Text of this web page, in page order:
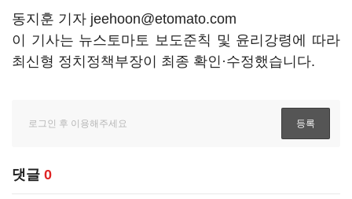
동지훈 기자 jeehoon@etomato.com
이 기사는 뉴스토마토 보도준칙 및 윤리강령에 따라
최신형 정치정책부장이 최종 확인·수정했습니다.
댓글 0